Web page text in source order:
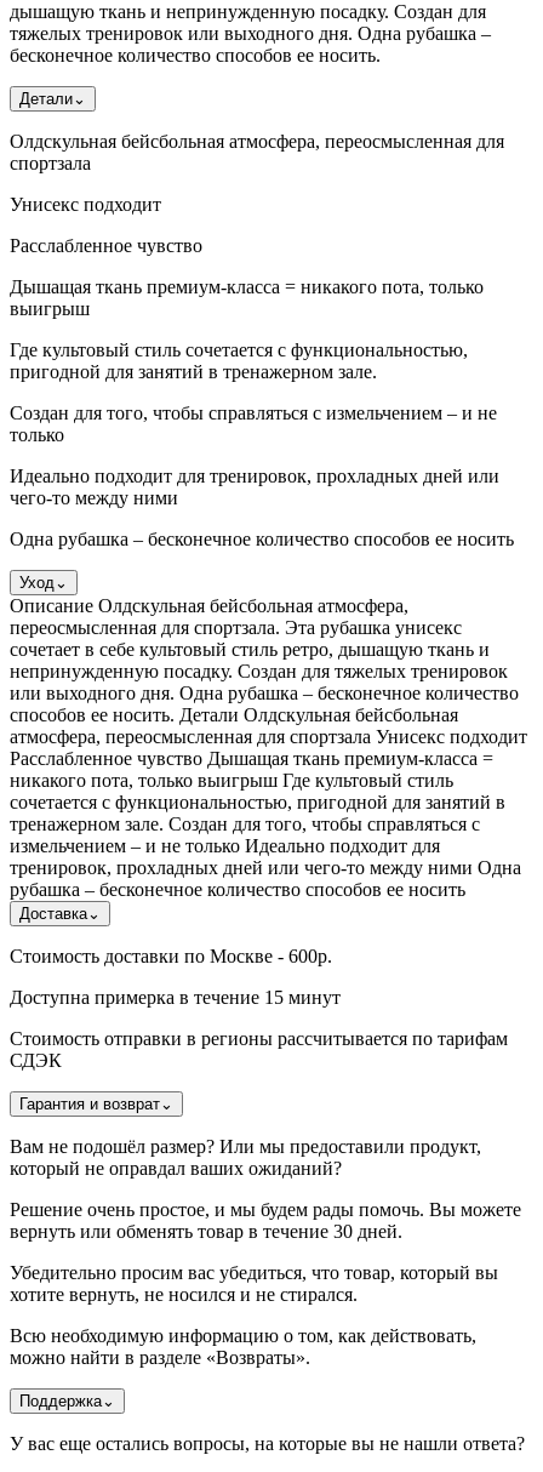
дышащую ткань и непринужденную посадку. Создан для
тяжелых тренировок или выходного дня. Одна рубашка –
бесконечное количество способов ее носить.
Детали⌄
Олдскульная бейсбольная атмосфера, переосмысленная для
спортзала
Унисекс подходит
Расслабленное чувство
Дышащая ткань премиум-класса = никакого пота, только
выигрыш
Где культовый стиль сочетается с функциональностью,
пригодной для занятий в тренажерном зале.
Создан для того, чтобы справляться с измельчением – и не
только
Идеально подходит для тренировок, прохладных дней или
чего-то между ними
Одна рубашка – бесконечное количество способов ее носить
Уход ⌄
Описание Олдскульная бейсбольная атмосфера,
переосмысленная для спортзала. Эта рубашка унисекс
сочетает в себе культовый стиль ретро, ​​дышащую ткань и
непринужденную посадку. Создан для тяжелых тренировок
или выходного дня. Одна рубашка – бесконечное количество
способов ее носить. Детали Олдскульная бейсбольная
атмосфера, переосмысленная для спортзала Унисекс подходит
Расслабленное чувство Дышащая ткань премиум-класса =
никакого пота, только выигрыш Где культовый стиль
сочетается с функциональностью, пригодной для занятий в
тренажерном зале. Создан для того, чтобы справляться с
измельчением – и не только Идеально подходит для
тренировок, прохладных дней или чего-то между ними Одна
рубашка – бесконечное количество способов ее носить
Доставка⌄
Стоимость доставки по Москве - 600р.
Доступна примерка в течение 15 минут
Стоимость отправки в регионы рассчитывается по тарифам
СДЭК
Гарантия и возврат⌄
Вам не подошёл размер? Или мы предоставили продукт,
который не оправдал ваших ожиданий?
Решение очень простое, и мы будем рады помочь. Вы можете
вернуть или обменять товар в течение 30 дней.
Убедительно просим вас убедиться, что товар, который вы
хотите вернуть, не носился и не стирался.
Всю необходимую информацию о том, как действовать,
можно найти в разделе «Возвраты».
Поддержка⌄
У вас еще остались вопросы, на которые вы не нашли ответа?